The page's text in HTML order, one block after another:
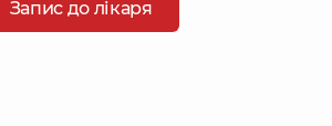
Запис до лікаря